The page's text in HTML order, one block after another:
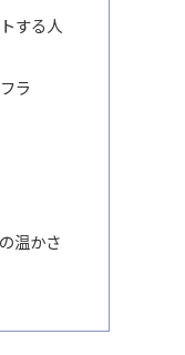
する人
ラ
温かさ